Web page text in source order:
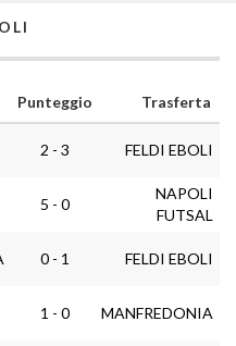
Punteggio
Trasferta
2 - 3 FELDI EBOLI
5 - 0
NAPOLI
FUTSAL
0 - 1 FELDI EBOLI
1 - 0 MANFREDONIA